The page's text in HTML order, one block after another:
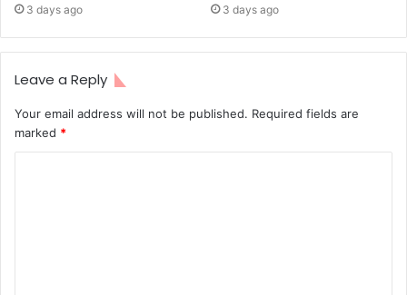
3 days ago 3 days ago
Leave a Reply
Your email address will not be published. Required fields are
marked *